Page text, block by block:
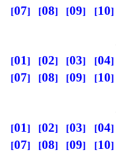
07
08 09 10
01 02 03 04
07
08 09 10
01 02 03 04
07
08 09 10